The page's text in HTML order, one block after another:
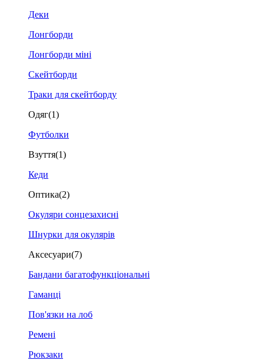
Деки
Лонгборди
Лонгборди міні
Скейтборди
Траки для скейтборду
Одяг(1)
Футболки
Взуття(1)
Кеди
Оптика(2)
Окуляри сонцезахисні
Шнурки для окулярів
Аксесуари(7)
Бандани багатофункціональні
Гаманці
Пов'язки на лоб
Ремені
Рюкзаки